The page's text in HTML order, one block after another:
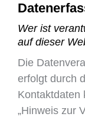
Wer ist
auf dieser
Die
erfolgt durch
Kontaktdaten
„Hinweis zur